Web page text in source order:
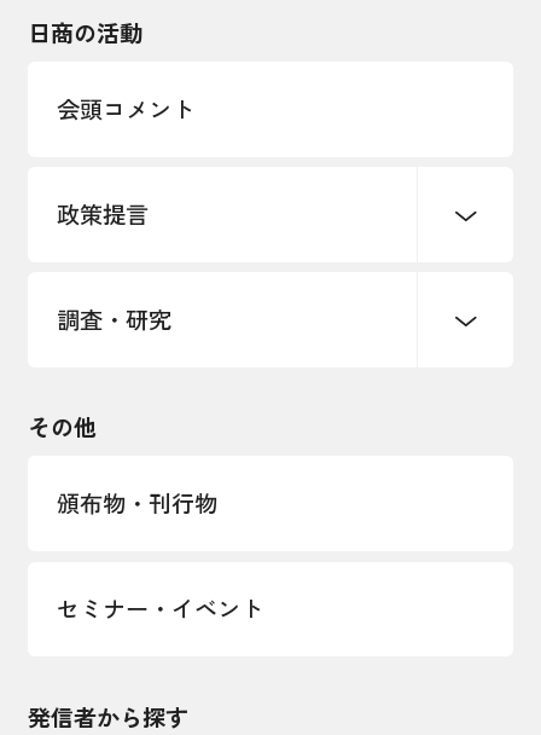
インボイス制度
海外情報レポート
安全保障貿易管理・技術流出防止に関す
経営者保証に関するガイドライン
日商の活動
会頭コメント
政策提言
中小企業経営
国土強靭化・社会基盤整備・震災復興
調査・研究
LOBO調査
その他
頒布物・刊行物
セミナー・イベント
発信者から探す